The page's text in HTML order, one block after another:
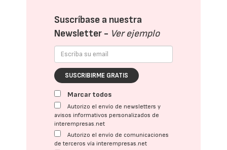
Suscríbase a nuestra
Newsletter - Ver ejemplo
SUSCRIBIRME GRATIS
Marcar todos
Autorizo el envío de newsletters y
avisos informativos personalizados de
interempresas.net
Autorizo el envío de comunicaciones
de terceros vía interempresas.net